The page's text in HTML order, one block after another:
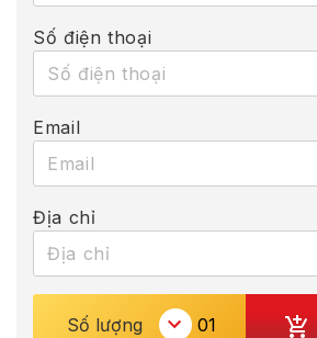
Số điện thoại
Email
Địa chỉ
Số lượng